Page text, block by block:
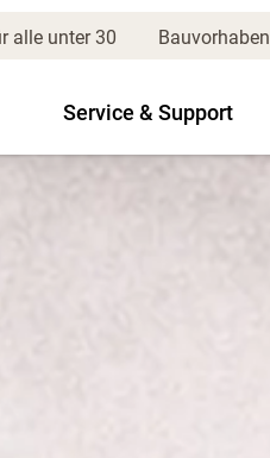
alle unter 30 Bauvorhaben
Service & Support